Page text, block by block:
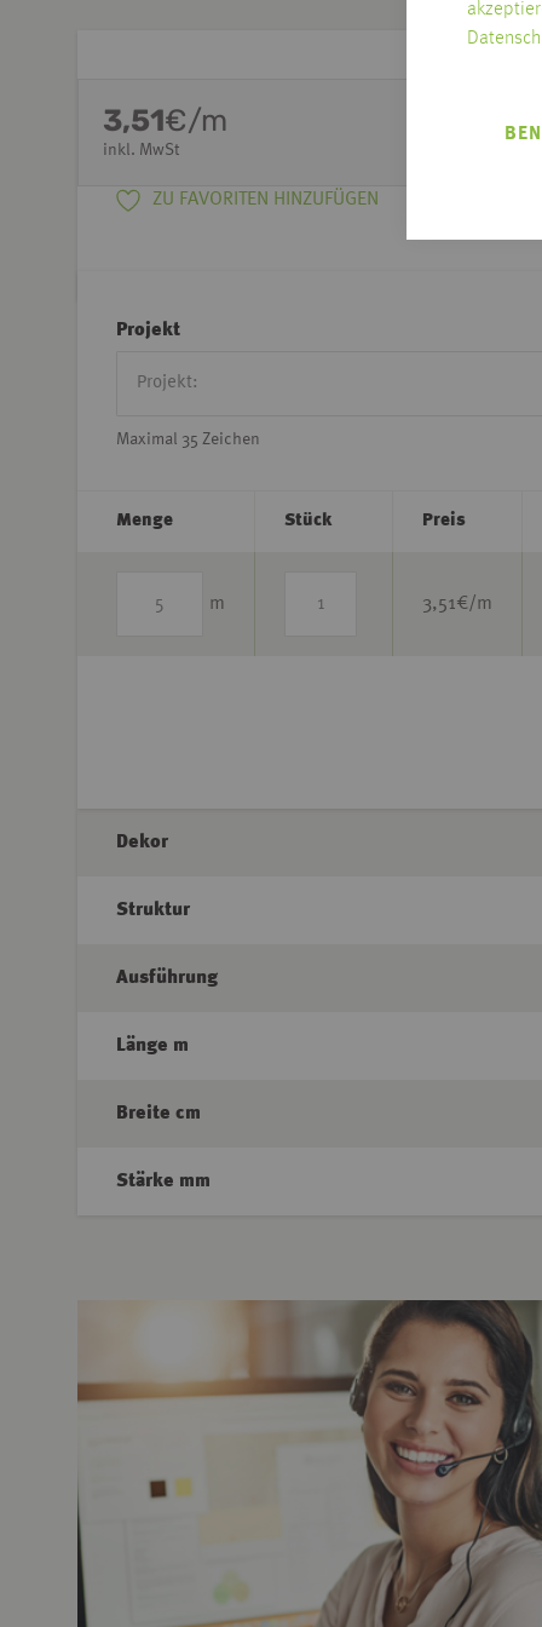
3,51€/m
inkl. MwSt
ZU FAVORITEN HINZUFÜGEN
Projekt
Maximal 35 Zeichen
Menge
m
Stück Preis
3,51€/m
Dekor
Struktur
Ausführung
Länge m
Breite cm
Stärke mm